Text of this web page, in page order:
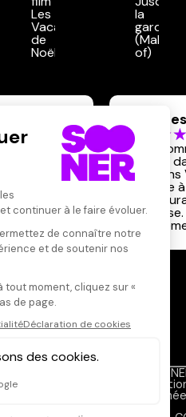
pour
Nous
projeté
que dans
réalisme
d'une
Dispo dans l'abonnement